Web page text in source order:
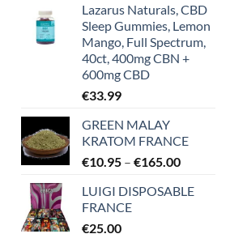
Lazarus Naturals, CBD
Sleep Gummies, Lemon
Mango, Full Spectrum,
40ct, 400mg CBN +
600mg CBD
€33.99
GREEN MALAY
KRATOM FRANCE
€10.95 – €165.00Price
€10.95
LUIGI DISPOSABLE
FRANCE
€25.00